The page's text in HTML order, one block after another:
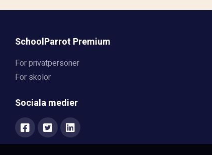
SchoolParrot Premium
För privatpersoner
För skolor
Sociala medier